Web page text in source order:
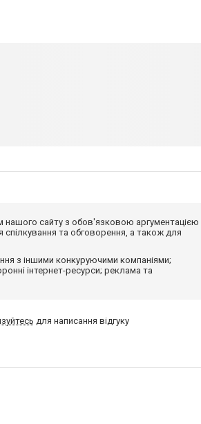
нашого сайту з обов'язковою аргументацією
та обговорення, а також для
з іншими конкуруючими компаніями;
інтернет-ресурси; реклама та
для написання відгуку